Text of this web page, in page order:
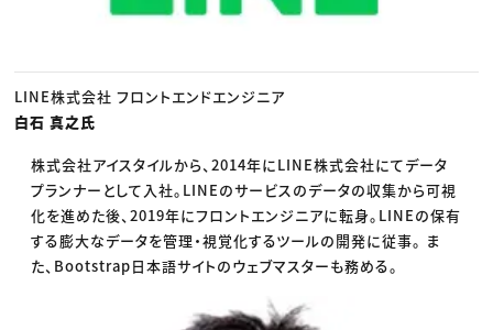
LINE株式会社 フロントエンドエンジニア
白石 真之氏
株式会社アイスタイルから、2014年にLINE株式会社にてデータ
プランナーとして入社。LINEのサービスのデータの収集から可視
化を進めた後、2019年にフロントエンジニアに転身。LINEの保有
する膨大なデータを管理・視覚化するツールの開発に従事。 ま
た、Bootstrap日本語サイトのウェブマスターも務める。